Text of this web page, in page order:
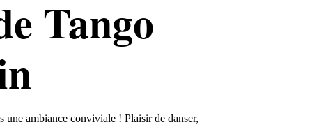
Tango
une ambiance conviviale ! Plaisir de danser,